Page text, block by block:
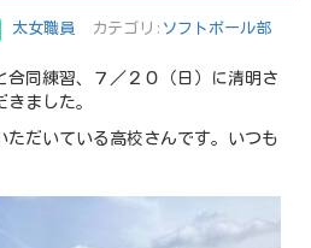
太女職員 カテゴリ: ソフトボール部
合同練習、７／２０（日）に清明さ
ました。
ただいている高校さんです。いつも